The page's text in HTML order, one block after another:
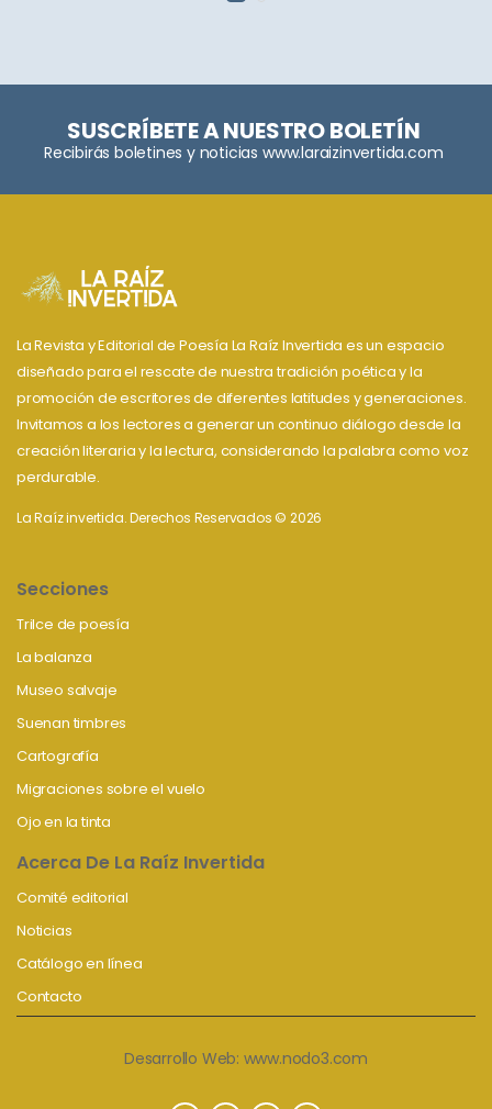
SUSCRÍBETE A NUESTRO BOLETÍN
Recibirás boletines y noticias www.laraizinvertida.com
La Revista y Editorial de Poesía La Raíz Invertida es un espacio
diseñado para el rescate de nuestra tradición poética y la
promoción de escritores de diferentes latitudes y generaciones.
Invitamos a los lectores a generar un continuo diálogo desde la
creación literaria y la lectura, considerando la palabra como voz
perdurable.
La Raíz invertida. Derechos Reservados © 2026
Secciones
Trilce de poesía
La balanza
Museo salvaje
Suenan timbres
Cartografía
Migraciones sobre el vuelo
Ojo en la tinta
Acerca De La Raíz Invertida
Comité editorial
Noticias
Catálogo en línea
Contacto
Desarrollo Web: www.nodo3.com